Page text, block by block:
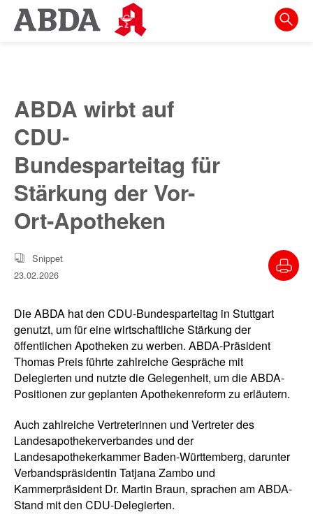
Springe
direkt
zur
Meta-
Navigation
Inhalt
zur
ABDA wirbt auf
CDU-
Bundesparteitag für
Stärkung der Vor-
Ort-Apotheken
Snippet
23.02.2026
Die ABDA hat den CDU-Bundesparteitag in Stuttgart
genutzt, um für eine wirtschaftliche Stärkung der
öffentlichen Apotheken zu werben. ABDA-Präsident
Thomas Preis führte zahlreiche Gespräche mit
Delegierten und nutzte die Gelegenheit, um die ABDA-
Positionen zur geplanten Apothekenreform zu erläutern.
Auch zahlreiche Vertreterinnen und Vertreter des
Landesapothekerverbandes und der
Landesapothekerkammer Baden-Württemberg, darunter
Verbandspräsidentin Tatjana Zambo und
Kammerpräsident Dr. Martin Braun, sprachen am ABDA-
Stand mit den CDU-Delegierten.